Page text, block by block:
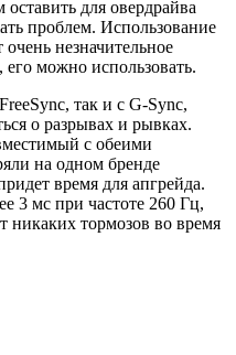
для овердрайва
проблем. Использование
незначительное
можно использовать.
так и с G-Sync,
о разрывах и рывках.
с обеими
на одном бренде
время для апгрейда.
3 мс при частоте 260 Гц,
никаких тормозов во время